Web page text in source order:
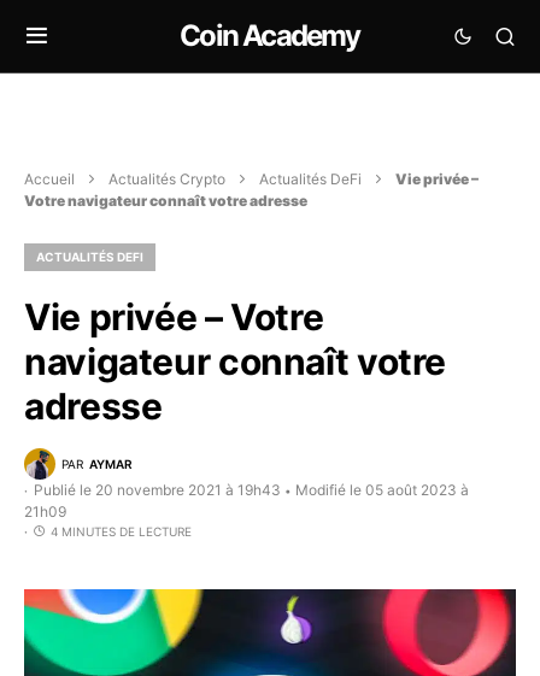
Coin Academy
Accueil Actualités Crypto Actualités DeFi
Vie privée –
Votre navigateur connaît votre adresse
ACTUALITÉS DEFI
Vie privée – Votre
navigateur connaît votre
adresse
PAR AYMAR
Publié le 20 novembre 2021 à 19h43 • Modifié le 05 août 2023 à
21h09
4 MINUTES DE LECTURE